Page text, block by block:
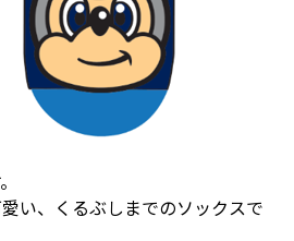
い、くるぶしまでのソックスで